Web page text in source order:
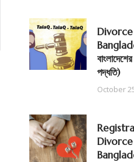
পদ্ধতি)
October